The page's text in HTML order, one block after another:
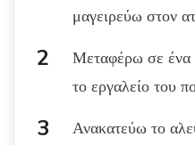
μαγειρεύω στον
Μεταφέρω σε ένα
το εργαλείο του
Ανακατεύω το